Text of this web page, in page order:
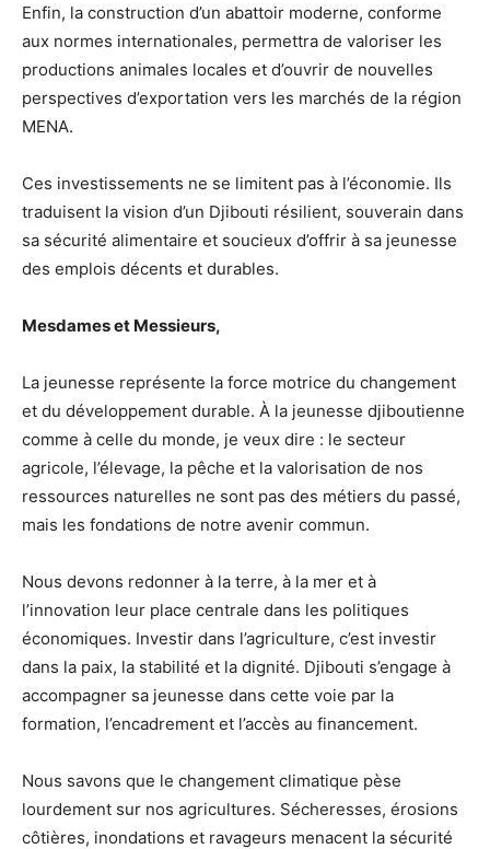
Enfin, la construction d’un abattoir moderne, conforme
aux normes internationales, permettra de valoriser les
productions animales locales et d’ouvrir de nouvelles
perspectives d’exportation vers les marchés de la région
MENA.
Ces investissements ne se limitent pas à l’économie. Ils
traduisent la vision d’un Djibouti résilient, souverain dans
sa sécurité alimentaire et soucieux d’offrir à sa jeunesse
des emplois décents et durables.
Mesdames et Messieurs,
La jeunesse représente la force motrice du changement
et du développement durable. À la jeunesse djiboutienne
comme à celle du monde, je veux dire : le secteur
agricole, l’élevage, la pêche et la valorisation de nos
ressources naturelles ne sont pas des métiers du passé,
mais les fondations de notre avenir commun.
Nous devons redonner à la terre, à la mer et à
l’innovation leur place centrale dans les politiques
économiques. Investir dans l’agriculture, c’est investir
dans la paix, la stabilité et la dignité. Djibouti s’engage à
accompagner sa jeunesse dans cette voie par la
formation, l’encadrement et l’accès au financement.
Nous savons que le changement climatique pèse
lourdement sur nos agricultures. Sécheresses, érosions
côtières, inondations et ravageurs menacent la sécurité